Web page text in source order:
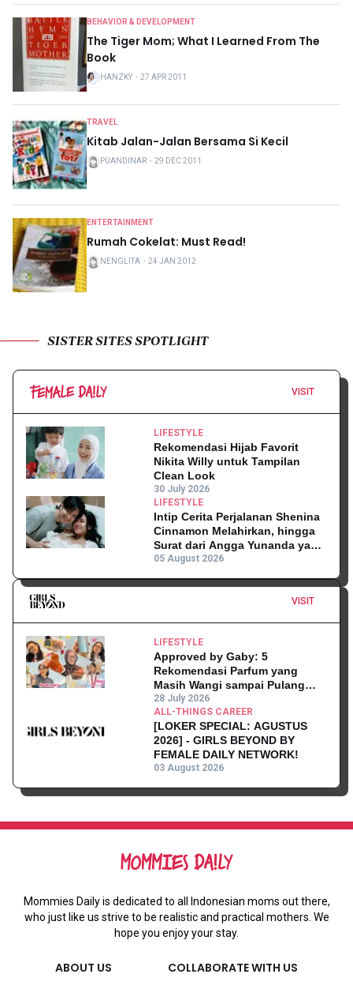
BEHAVIOR & DEVELOPMENT
The Tiger Mom; What I Learned From The
Book
HANZKY ・ 27 APR 2011
TRAVEL
Kitab Jalan-Jalan Bersama Si Kecil
PUANDINAR ・ 29 DEC 2011
ENTERTAINMENT
Rumah Cokelat: Must Read!
NENGLITA ・ 24 JAN 2012
SISTER SITES SPOTLIGHT
VISIT
LIFESTYLE
Rekomendasi Hijab Favorit
Nikita Willy untuk Tampilan
Clean Look
30 July 2026
LIFESTYLE
Intip Cerita Perjalanan Shenina
Cinnamon Melahirkan, hingga
Surat dari Angga Yunanda yang
Mengharukan!
05 August 2026
VISIT
LIFESTYLE
Approved by Gaby: 5
Rekomendasi Parfum yang
Masih Wangi sampai Pulang
Kantor
28 July 2026
ALL-THINGS CAREER
[LOKER SPECIAL: AGUSTUS
2026] - GIRLS BEYOND BY
FEMALE DAILY NETWORK!
03 August 2026
Mommies Daily is dedicated to all Indonesian moms out there,
who just like us strive to be realistic and practical mothers. We
hope you enjoy your stay.
ABOUT US COLLABORATE WITH US